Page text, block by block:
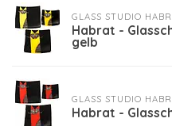
GLASS STUDIO
Habrat -
gelb
GLASS STUDIO
Habrat -